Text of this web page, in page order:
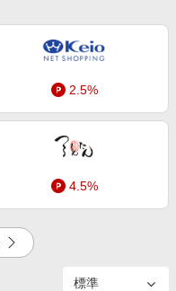
2.5%
4.5%